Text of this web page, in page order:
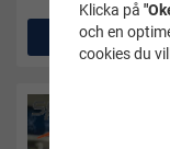
Köp
Klicka på
och en
cookies du